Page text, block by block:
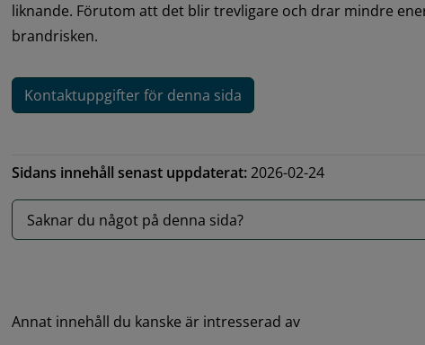
liknande. Förutom att det blir trevligare och drar mindre
brandrisken.
Kontaktuppgifter för denna sida
Sidans innehåll senast uppdaterat: 2026-02-24
Saknar du något på denna sida?
Annat innehåll du kanske är intresserad av